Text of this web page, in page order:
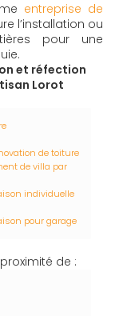
entreprise de
l’installation ou
pour une
et réfection
Lorot
de toiture
de villa par
individuelle
pour garage
de :